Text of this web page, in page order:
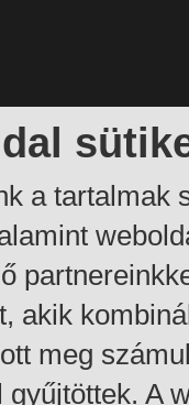
a tartalmak
akik
meg
gyűjtöttek. A